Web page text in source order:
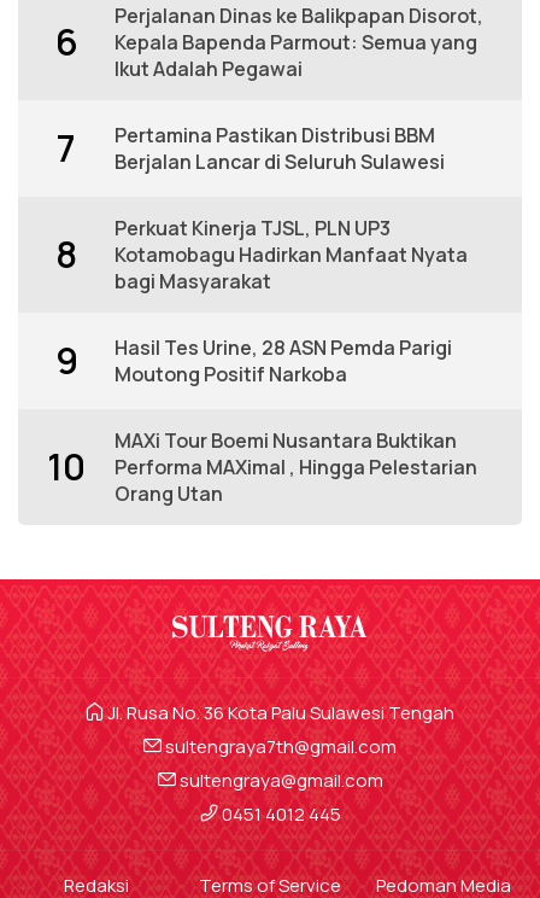
6
Perjalanan Dinas ke Balikpapan Disorot,
Kepala Bapenda Parmout: Semua yang
Ikut Adalah Pegawai
7
Pertamina Pastikan Distribusi BBM
Berjalan Lancar di Seluruh Sulawesi
8
Perkuat Kinerja TJSL, PLN UP3
Kotamobagu Hadirkan Manfaat Nyata
bagi Masyarakat
9
Hasil Tes Urine, 28 ASN Pemda Parigi
Moutong Positif Narkoba
10
MAXi Tour Boemi Nusantara Buktikan
Performa MAXimal , Hingga Pelestarian
Orang Utan
Jl. Rusa No. 36 Kota Palu Sulawesi Tengah
sultengraya7th@gmail.com
sultengraya@gmail.com
0451 4012 445
Redaksi Terms of Service Pedoman Media